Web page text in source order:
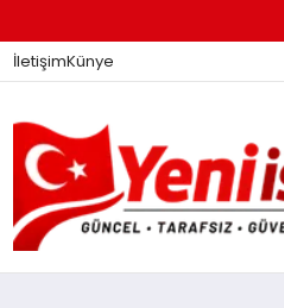
İletişimKünye